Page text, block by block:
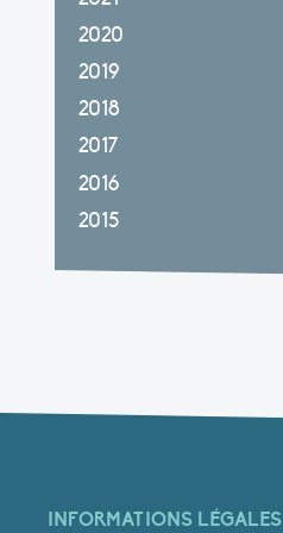
2020
2019
2018
2017
2016
2015
INFORMATIONS LÉGALES